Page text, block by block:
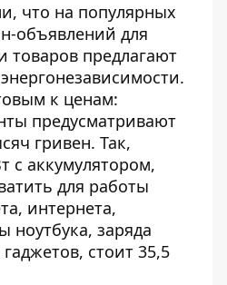
что на популярных
объявлений для
товаров предлагают
.
к ценам:
предусматривают
гривен. Так,
с аккумулятором,
для работы
интернета,
ноутбука, заряда
стоит 35,5